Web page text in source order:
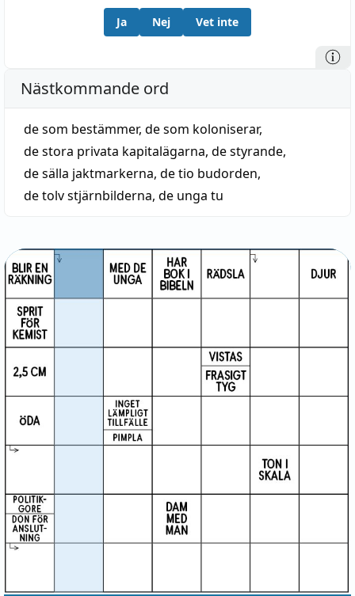
Ja Nej Vet inte
Nästkommande ord
de som bestämmer, de som koloniserar,
de stora privata kapitalägarna, de styrande,
de sälla jaktmarkerna, de tio budorden,
de tolv stjärnbilderna, de unga tu